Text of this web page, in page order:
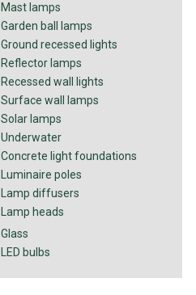
Mast lamps
Garden ball lamps
Ground recessed lights
Reflector lamps
Recessed wall lights
Surface wall lamps
Solar lamps
Underwater
Concrete light foundations
Luminaire poles
Lamp diffusers
Lamp heads
Glass
LED bulbs